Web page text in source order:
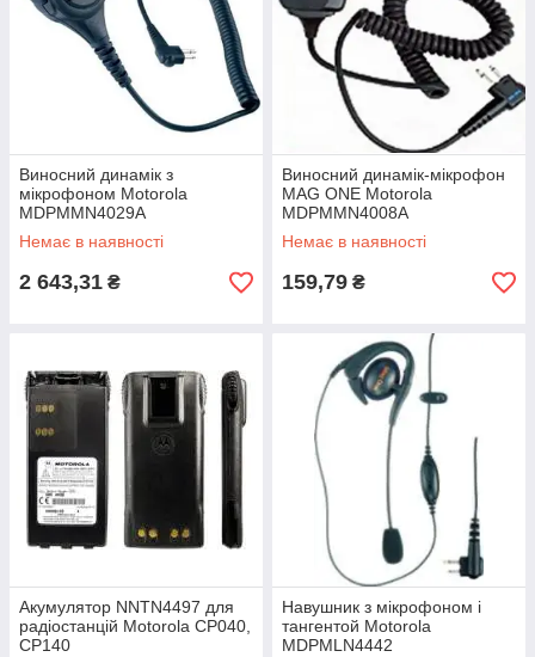
Виносний динамік з
мікрофоном Motorola
MDPMMN4029A
Немає в наявності
2 643,31 ₴
Виносний динамік-мікрофон
MAG ONE Motorola
MDPMMN4008A
Немає в наявності
159,79 ₴
Акумулятор NNTN4497 для
радіостанцій Motorola CP040,
CP140
Навушник з мікрофоном і
тангентой Motorola
MDPMLN4442